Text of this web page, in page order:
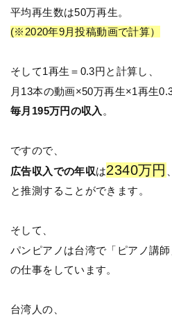
平均再生数は50万再生。
(※2020年9月投稿動画で計算）
そして1再生＝0.3円と計算し、
月13本の動画×50万再生×1再生0.3
毎月195万円の収入 。
ですので、
広告収入での年収は2340万円
と推測することができます。
そして、
パンピアノは台湾で「ピアノ講師
の仕事をしています。
台湾人の、